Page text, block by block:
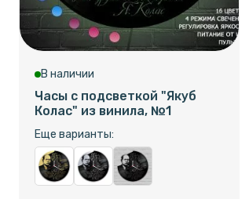
В наличии
Часы с подсветкой "Якуб
Колас" из винила, №1
Еще варианты: